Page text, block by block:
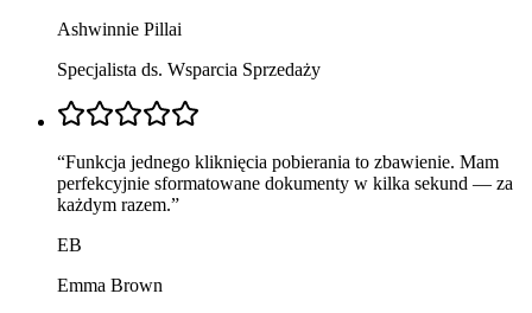
Ashwinnie Pillai
Specjalista ds. Wsparcia Sprzedaży
“Funkcja jednego kliknięcia pobierania to zbawienie. Mam
perfekcyjnie sformatowane dokumenty w kilka sekund — za
każdym razem.”
EB
Emma Brown